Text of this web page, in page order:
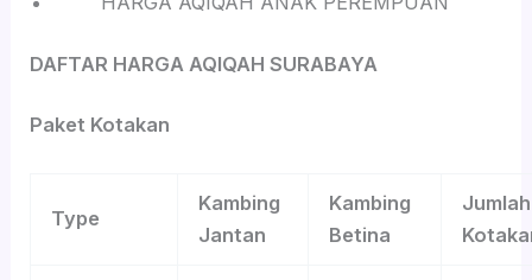
DAFTAR HARGA AQIQAH SURABAYA
Paket Kotakan
Type
Kambing
Jantan
Kambing
Betina
Jumlah